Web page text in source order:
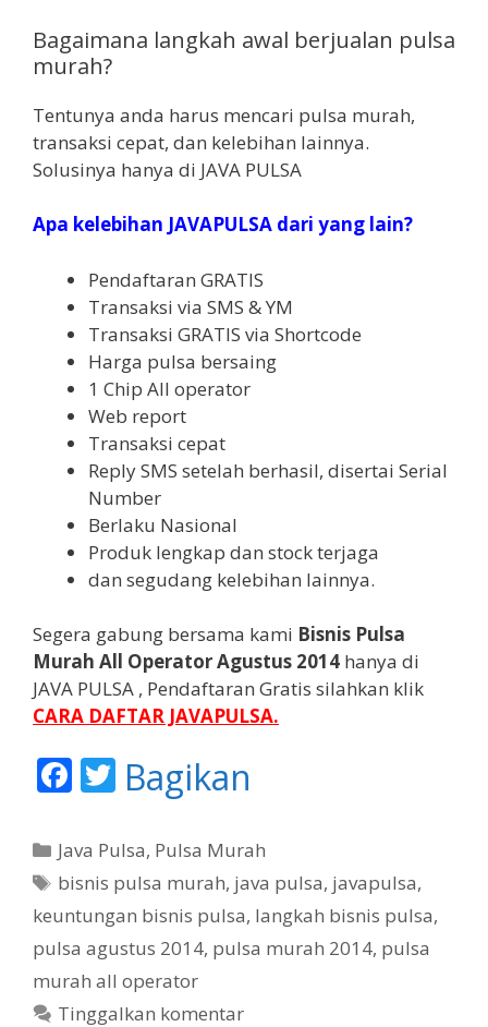
Bagaimana langkah awal berjualan pulsa
murah?
Tentunya anda harus mencari pulsa murah,
transaksi cepat, dan kelebihan lainnya.
Solusinya hanya di JAVA PULSA
Apa kelebihan JAVAPULSA dari yang lain?
Pendaftaran GRATIS
Transaksi via SMS & YM
Transaksi GRATIS via Shortcode
Harga pulsa bersaing
1 Chip All operator
Web report
Transaksi cepat
Reply SMS setelah berhasil, disertai Serial
Number
Berlaku Nasional
Produk lengkap dan stock terjaga
dan segudang kelebihan lainnya.
Segera gabung bersama kami Bisnis Pulsa
Murah All Operator Agustus 2014 hanya di
JAVA PULSA , Pendaftaran Gratis silahkan klik
CARA DAFTAR JAVAPULSA.
F
e
b
o
o
k
T
itt
er
Bagikan
K
a
e
g
o
r
Java Pulsa, Pulsa Murah
T
a
bisnis pulsa murah, java pulsa, javapulsa,
keuntungan bisnis pulsa, langkah bisnis pulsa,
pulsa agustus 2014, pulsa murah 2014, pulsa
murah all operator
Tinggalkan komentar